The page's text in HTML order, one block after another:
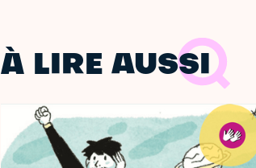
À LIRE AUSSI